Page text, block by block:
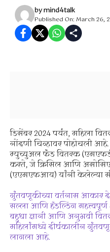
bymind4talk
Published On: March 26,
डिसेंबर 2024 पर्यंत, महिला
नोंदणी चिन्हावर पोहोचली
म्युच्युअल फंड वितरक
करते, जे क्रिसिल आणि
(एएमएफआय) यांनी केलेल्या
गुंतवणूकीच्या वर्तनास आकार
सल्ला आणि हँडल्डिंग
बहुधा ज्ञानी आणि अनुभवी
महिलांमध्ये दीर्घकालीन
लागला आहे.